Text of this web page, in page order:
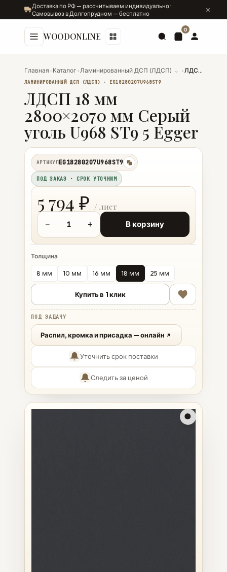
Доставка по РФ — рассчитываем индивидуально ·
Самовывоз в Долгопрудном — бесплатно
WOODONLINE
0
Главная › Каталог ›Ламинированный ДСП (ЛДСП) ⌄ › ЛДСП 18 мм 2800×2070 мм Серый уголь U968 ST9 5 Egger
ЛАМИНИРОВАННЫЙ ДСП (ЛДСП) · EG18280207U968ST9
ЛДСП 18 мм
2800×2070 мм Серый
уголь U968 ST9 5 Egger
АРТИКУЛEG18280207U968ST9
копировать
ПОД ЗАКАЗ · СРОК УТОЧНИМ
Толщина
8 мм 10 мм 16 мм 18 мм 25 мм
5 794 ₽
− + В корзину
Купить в 1 клик
ПОД ЗАДАЧУ
Распил, кромка и присадка — онлайн
Уточнить срок поставки
Следить за ценой